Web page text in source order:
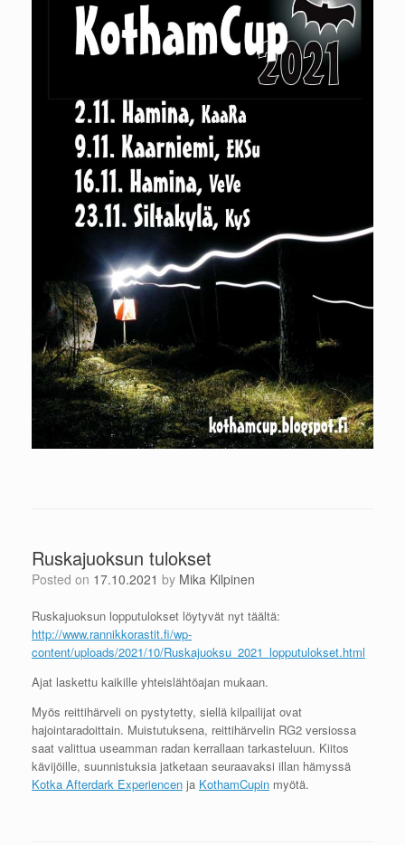
Ruskajuoksun tulokset
Posted on 17.10.2021 by Mika Kilpinen
Ruskajuoksun lopputulokset löytyvät nyt täältä:
http://www.rannikkorastit.fi/wp-
content/uploads/2021/10/Ruskajuoksu_2021_lopputulokset.html
Ajat laskettu kaikille yhteislähtöajan mukaan.
Myös reittihärveli on pystytetty, siellä kilpailijat ovat
hajointaradoittain. Muistutuksena, reittihärvelin RG2 versiossa
saat valittua useamman radan kerrallaan tarkasteluun. Kiitos
kävijöille, suunnistuksia jatketaan seuraavaksi illan hämyssä
Kotka Afterdark Experiencen ja KothamCupin myötä.